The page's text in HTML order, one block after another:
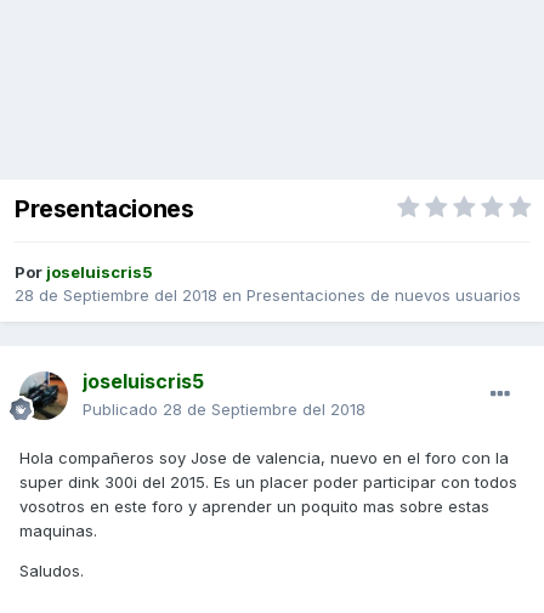
Presentaciones
Por joseluiscris5
28 de Septiembre del 2018 en Presentaciones de nuevos usuarios
joseluiscris5
Publicado 28 de Septiembre del 2018
Hola compañeros soy Jose de valencia, nuevo en el foro con la
super dink 300i del 2015. Es un placer poder participar con todos
vosotros en este foro y aprender un poquito mas sobre estas
maquinas.
Saludos.